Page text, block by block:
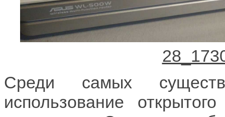
Среди самых
использование